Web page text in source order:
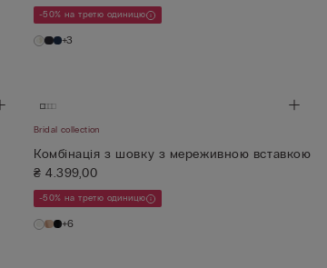
-50% на третю одиницю
+3
Bridal collection
Комбінація з шовку з мереживною вставкою
₴ 4.399,00
-50% на третю одиницю
+6